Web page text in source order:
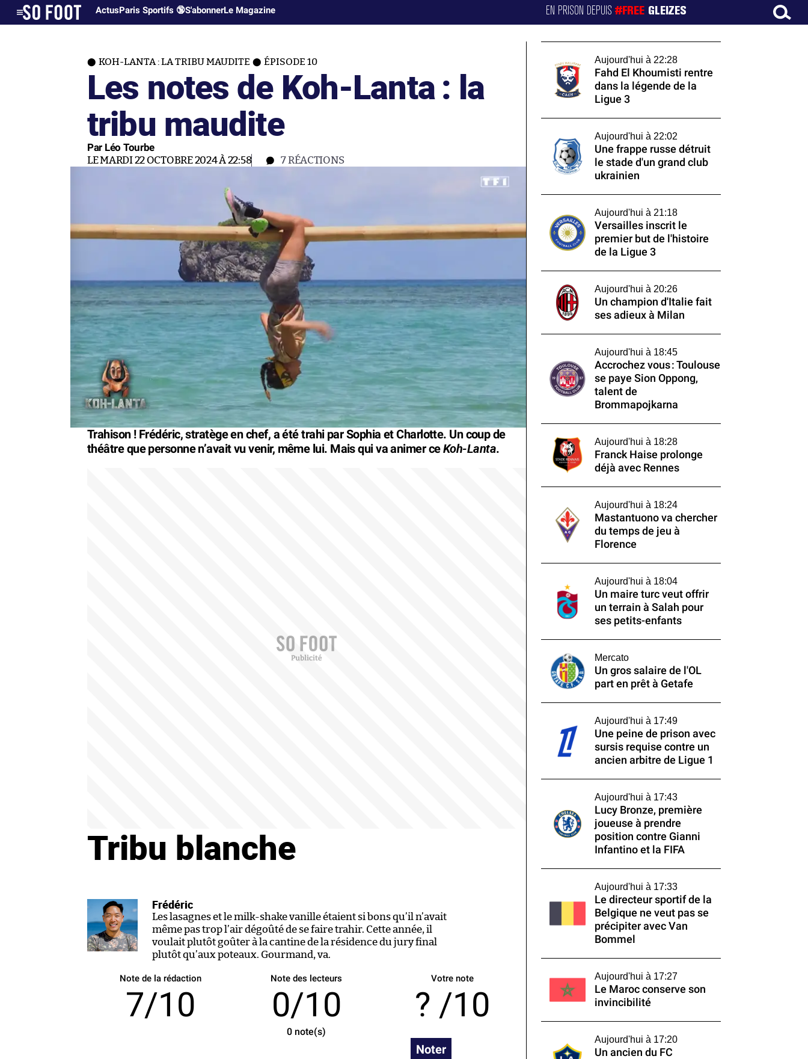
ActusParis Sportifs 🔞S'abonnerLe Magazine EN PRISON DEPUIS#FREE GLEIZES
KOH-LANTA : LA TRIBU MAUDITE ÉPISODE 10
Les notes de Koh-Lanta : la
tribu maudite
Par Léo Tourbe
LE MARDI 22 OCTOBRE 2024 À 22:58 7RÉACTIONS
Trahison ! Frédéric, stratège en chef, a été trahi par Sophia et Charlotte. Un coup de
théâtre que personne n’avait vu venir, même lui. Mais qui va animer ceKoh-Lanta.
Tribu blanche
Frédéric
Les lasagnes et le milk-shake vanille étaient si bons qu’il n’avait
même pas trop l’air dégoûté de se faire trahir. Cette année, il
voulait plutôt goûter à la cantine de la résidence du jury final
plutôt qu’aux poteaux. Gourmand, va.
Note de la rédaction
7/10
Note des lecteurs
0/10
0 note(s)
Votre note
/10
Noter
Aujourd'hui à 22:28
Fahd El Khoumisti rentre
dans la légende de la
Ligue 3
Aujourd'hui à 22:02
Une frappe russe détruit
le stade d'un grand club
ukrainien
Aujourd'hui à 21:18
Versailles inscrit le
premier but de l'histoire
de la Ligue 3
Aujourd'hui à 20:26
Un champion d'Italie fait
ses adieux à Milan
Aujourd'hui à 18:45
Accrochez vous : Toulouse
se paye Sion Oppong,
talent de
Brommapojkarna
Aujourd'hui à 18:28
Franck Haise prolonge
déjà avec Rennes
Aujourd'hui à 18:24
Mastantuono va chercher
du temps de jeu à
Florence
Aujourd'hui à 18:04
Un maire turc veut offrir
un terrain à Salah pour
ses petits-enfants
Mercato
Un gros salaire de l'OL
part en prêt à Getafe
Aujourd'hui à 17:49
Une peine de prison avec
sursis requise contre un
ancien arbitre de Ligue 1
Aujourd'hui à 17:43
Lucy Bronze, première
joueuse à prendre
position contre Gianni
Infantino et la FIFA
Aujourd'hui à 17:33
Le directeur sportif de la
Belgique ne veut pas se
précipiter avec Van
Bommel
Aujourd'hui à 17:27
Le Maroc conserve son
invincibilité
Aujourd'hui à 17:20
Un ancien du FC